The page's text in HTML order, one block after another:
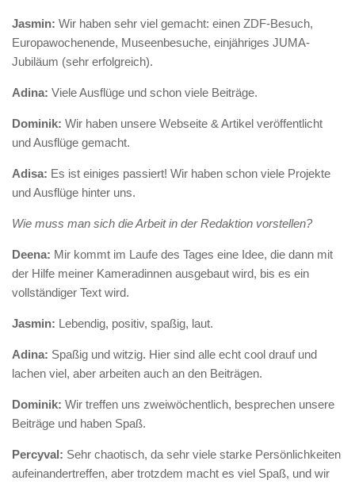
Jasmin: Wir haben sehr viel gemacht: einen ZDF-Besuch,
Europawochenende, Museenbesuche, einjähriges JUMA-
Jubiläum (sehr erfolgreich).
Adina: Viele Ausflüge und schon viele Beiträge.
Dominik: Wir haben unsere Webseite & Artikel veröffentlicht
und Ausflüge gemacht.
Adisa: Es ist einiges passiert! Wir haben schon viele Projekte
und Ausflüge hinter uns.
Wie muss man sich die Arbeit in der Redaktion vorstellen?
Deena: Mir kommt im Laufe des Tages eine Idee, die dann mit
der Hilfe meiner Kameradinnen ausgebaut wird, bis es ein
vollständiger Text wird.
Jasmin: Lebendig, positiv, spaßig, laut.
Adina: Spaßig und witzig. Hier sind alle echt cool drauf und
lachen viel, aber arbeiten auch an den Beiträgen.
Dominik: Wir treffen uns zweiwöchentlich, besprechen unsere
Beiträge und haben Spaß.
Percyval: Sehr chaotisch, da sehr viele starke Persönlichkeiten
aufeinandertreffen, aber trotzdem macht es viel Spaß, und wir